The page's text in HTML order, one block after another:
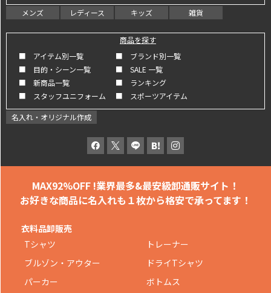
メンズ レディース キッズ 雑貨
商品を探す
■ アイテム別一覧
■ ブランド別一覧
■ 目的・シーン一覧
■ SALE 一覧
■ 新商品一覧
■ ランキング
■ スタッフユニフォーム
■ スポーツアイテム
名入れ・オリジナル作成
MAX92%OFF !業界最多&最安級卸通販サイト！
お好きな商品に名入れも １枚から格安で承ってます！
衣料品卸販売
Tシャツ
トレーナー
ブルゾン・アウター
ドライTシャツ
パーカー
ボトムス